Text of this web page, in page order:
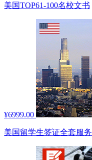
美国TOP61-100名校文书
¥6999.00
美国留学生签证全套服务